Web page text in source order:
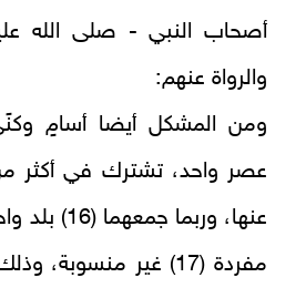
أصحاب النبي - صلى الله
والرواة عنهم:
ومن المشكل أيضا أسامٍ
عصر واحد، تشترك في أكثر
عنها، وربما
مفردة (17) غير